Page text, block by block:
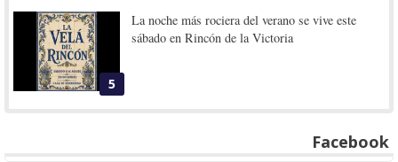
5
La noche más rociera del verano se vive este
sábado en Rincón de la Victoria
Facebook